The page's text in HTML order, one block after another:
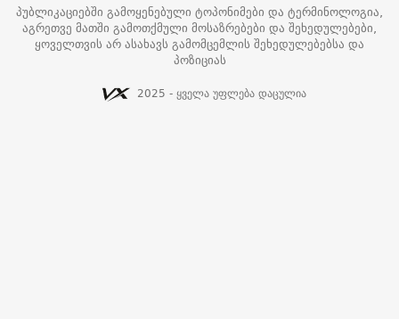
პუბლიკაციებში გამოყენებული ტოპონიმები და ტერმინოლოგია,
აგრეთვე მათში გამოთქმული მოსაზრებები და შეხედულებები,
ყოველთვის არ ასახავს გამომცემლის შეხედულებებსა და
პოზიციას
2025 - ყველა უფლება დაცულია